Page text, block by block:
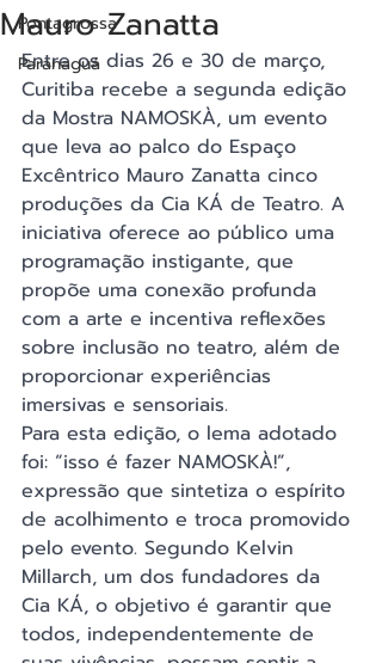
Pontagrossa
Paranaguá
Mauro Zanatta
Entre os dias 26 e 30 de março,
Curitiba recebe a segunda edição
da Mostra NAMOSKÀ, um evento
que leva ao palco do Espaço
Excêntrico Mauro Zanatta cinco
produções da Cia KÁ de Teatro. A
iniciativa oferece ao público uma
programação instigante, que
propõe uma conexão profunda
com a arte e incentiva reflexões
sobre inclusão no teatro, além de
proporcionar experiências
imersivas e sensoriais.
Para esta edição, o lema adotado
foi: “isso é fazer NAMOSKÀ!”,
expressão que sintetiza o espírito
de acolhimento e troca promovido
pelo evento. Segundo Kelvin
Millarch, um dos fundadores da
Cia KÁ, o objetivo é garantir que
todos, independentemente de